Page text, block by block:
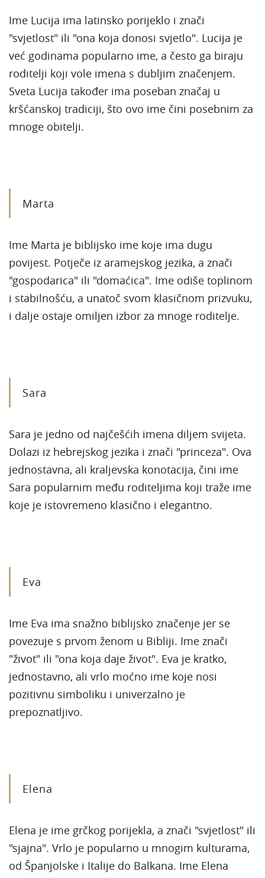
Ime Lucija ima latinsko porijeklo i znači
"svjetlost" ili "ona koja donosi svjetlo". Lucija je
već godinama popularno ime, a često ga biraju
roditelji koji vole imena s dubljim značenjem.
Sveta Lucija također ima poseban značaj u
kršćanskoj tradiciji, što ovo ime čini posebnim za
mnoge obitelji.
Marta
Ime Marta je biblijsko ime koje ima dugu
povijest. Potječe iz aramejskog jezika, a znači
"gospodarica" ili "domaćica". Ime odiše toplinom
i stabilnošću, a unatoč svom klasičnom prizvuku,
i dalje ostaje omiljen izbor za mnoge roditelje.
Sara
Sara je jedno od najčešćih imena diljem svijeta.
Dolazi iz hebrejskog jezika i znači "princeza". Ova
jednostavna, ali kraljevska konotacija, čini ime
Sara popularnim među roditeljima koji traže ime
koje je istovremeno klasično i elegantno.
Eva
Ime Eva ima snažno biblijsko značenje jer se
povezuje s prvom ženom u Bibliji. Ime znači
"život" ili "ona koja daje život". Eva je kratko,
jednostavno, ali vrlo moćno ime koje nosi
pozitivnu simboliku i univerzalno je
prepoznatljivo.
Elena
Elena je ime grčkog porijekla, a znači "svjetlost" ili
"sjajna". Vrlo je popularno u mnogim kulturama,
od Španjolske i Italije do Balkana. Ime Elena